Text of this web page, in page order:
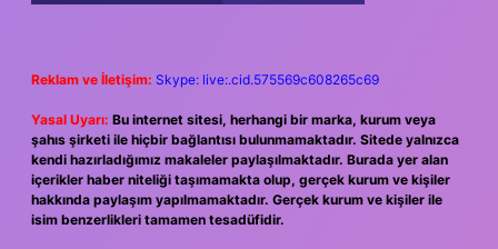
Reklam ve İletişim: Skype: live:.cid.575569c608265c69
Yasal Uyarı: Bu internet sitesi, herhangi bir marka, kurum veya
şahıs şirketi ile hiçbir bağlantısı bulunmamaktadır. Sitede yalnızca
kendi hazırladığımız makaleler paylaşılmaktadır. Burada yer alan
içerikler haber niteliği taşımamakta olup, gerçek kurum ve kişiler
hakkında paylaşım yapılmamaktadır. Gerçek kurum ve kişiler ile
isim benzerlikleri tamamen tesadüfidir.